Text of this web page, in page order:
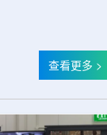
查看更多 >